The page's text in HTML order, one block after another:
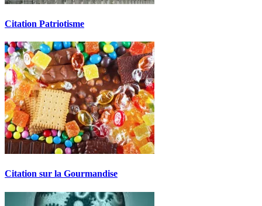
Citation Patriotisme
Citation sur la Gourmandise